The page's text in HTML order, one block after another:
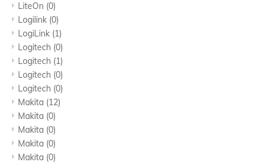
LiteOn (0)
Logilink (0)
LogiLink (1)
Logitech (0)
Logitech (1)
Logitech (0)
Logitech (0)
Makita (12)
Makita (0)
Makita (0)
Makita (0)
Makita (0)